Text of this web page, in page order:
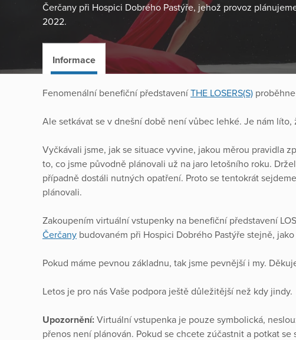
Čerčany při Hospici Dobrého Pastýře, jehož provoz
2022.
Informace
Fenomenální benefiční představeníTHE LOSERS(S)
Ale setkávat se v dnešní době není vůbec lehké. Je nám líto,
Vyčkávali jsme, jak se situace vyvine, jakou měrou pravidla
to, co jsme původně plánovali už na jaro letošního roku.
případně dostáli nutných opatření. Proto se tentokrát
plánovali.
Zakoupením virtuální vstupenky na benefiční představení
Čerčany budovaném při Hospici Dobrého Pastýře stejně,
Pokud máme pevnou základnu, tak jsme pevnější i my.
Letos je pro nás Vaše podpora ještě důležitější než kdy jindy.
Upozornění: Virtuální vstupenka je pouze symbolická,
přenos není plánován. Pokud se chcete zúčastnit a potkat se